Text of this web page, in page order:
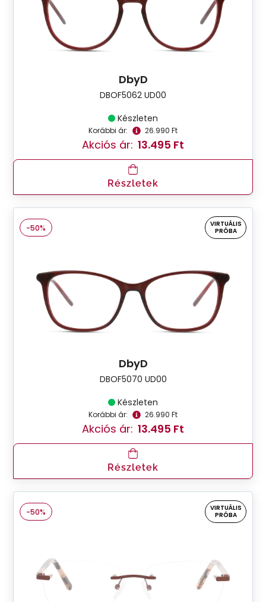
DbyD
DBOF5062 UD00
Készleten
Korábbi ár: 26.990 Ft
Akciós ár: 13.495 Ft
Részletek
-50%
VIRTUÁLIS
PRÓBA
DbyD
DBOF5070 UD00
Készleten
Korábbi ár: 26.990 Ft
Akciós ár: 13.495 Ft
Részletek
-50%
VIRTUÁLIS
PRÓBA